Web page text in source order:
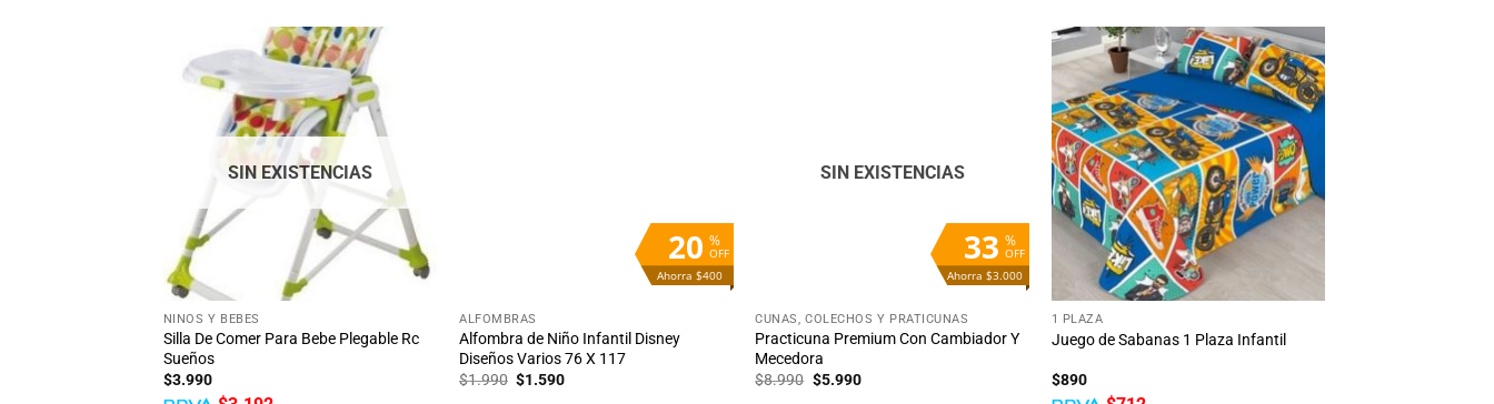
+
SIN EXISTENCIAS
NIÑOS Y BEBÉS
Silla De Comer Para Bebe Plegable Rc
Sueños
$3.990
%
OFF
20
Ahorra $400
ALFOMBRAS
Alfombra de Niño Infantil Disney
Diseños Varios 76 X 117
$1.990 El
$1.590El
%
OFF
33
Ahorra $3.000
SIN EXISTENCIAS
CUNAS, COLECHOS Y PRATICUNAS
Practicuna Premium Con Cambiador Y
Mecedora
$8.990 El
$5.990El
Añadir
a la
lista
de
deseos
1 PLAZA
Juego de Sabanas 1 Plaza Infantil
$890